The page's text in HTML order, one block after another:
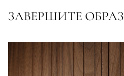
ЗАВЕРШИТЕ ОБРАЗ